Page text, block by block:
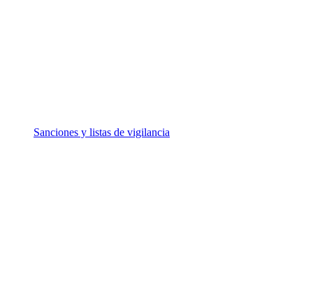
Sanciones y listas de vigilancia